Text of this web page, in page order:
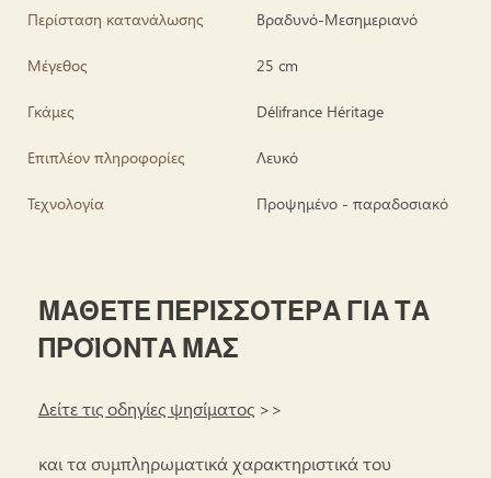
Περίσταση κατανάλωσης Βραδυνό-Μεσημεριανό
Μέγεθος 25 cm
Γκάμες Délifrance Héritage
Επιπλέον πληροφορίες Λευκό
Τεχνολογία Προψημένο - παραδοσιακό
ΜΑΘΕΤΕ ΠΕΡΙΣΣΟΤΕΡΑ ΓΙΑ ΤΑ
ΠΡΟΪΟΝΤΑ ΜΑΣ
Δείτε τις οδηγίες ψησίματος >>
και τα συμπληρωματικά χαρακτηριστικά του